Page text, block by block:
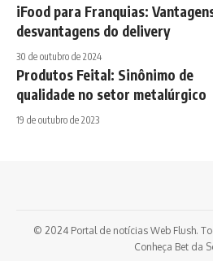
iFood para Franquias:
desvantagens do delivery
30 de outubro de 2024
Produtos Feital: Sinônimo de
qualidade no setor metalúrgico
19 de outubro de 2023
© 2024 Portal de notícias Web Flush.
Conheça Bet da